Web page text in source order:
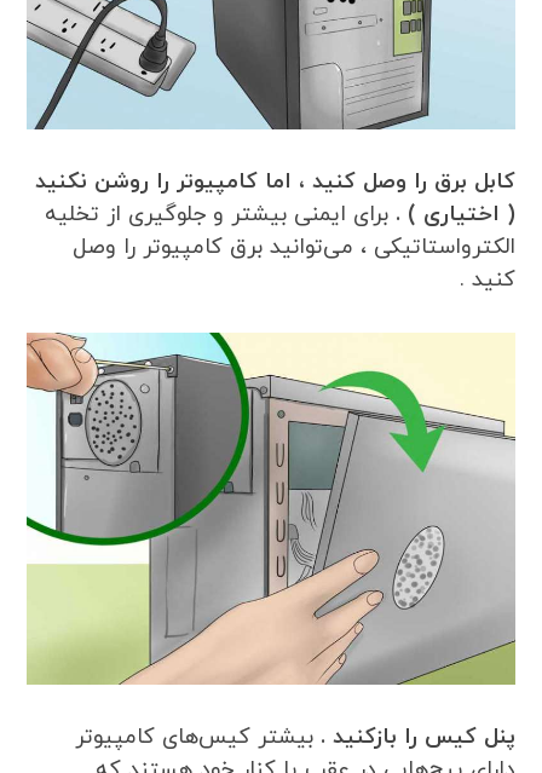
کابل برق را وصل کنید ، اما کامپیوتر را روشن نکنید
( اختیاری ) . برای ایمنی بیشتر و جلوگیری از تخلیه
الکترواستاتیکی ، می‌توانید برق کامپیوتر را وصل
کنید .
پنل کیس را بازکنید . بیشتر کیس‌های کامپیوتر